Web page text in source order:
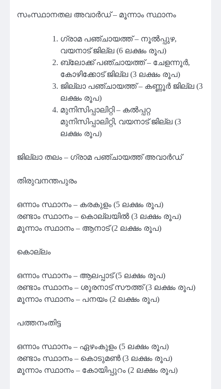
സംസ്ഥാനതല അവാര്‍ഡ് – മൂന്നാം സ്ഥാനം
ഗ്രാമ പഞ്ചായത്ത് – നൂല്‍പ്പുഴ,
വയനാട് ജില്ല (6 ലക്ഷം രൂപ)
ബ്ലോക്ക് പഞ്ചായത്ത് – ചേളന്നൂര്‍,
കോഴിക്കോട് ജില്ല (3 ലക്ഷം രൂപ)
ജില്ലാ പഞ്ചായത്ത് – കണ്ണൂര്‍ ജില്ല (3
ലക്ഷം രൂപ)
മുനിസിപ്പാലിറ്റി – കല്‍പ്പറ്റ
മുനിസിപ്പാലിറ്റി, വയനാട് ജില്ല (3
ലക്ഷം രൂപ)
ജില്ലാ തലം – ഗ്രാമ പഞ്ചായത്ത് അവാര്‍ഡ്
തിരുവനന്തപുരം
ഒന്നാം സ്ഥാനം – കരകുളം (5 ലക്ഷം രൂപ)
രണ്ടാം സ്ഥാനം – കൊല്ലയില്‍ (3 ലക്ഷം രൂപ)
മൂന്നാം സ്ഥാനം – ആനാട് (2 ലക്ഷം രൂപ)
കൊല്ലം
ഒന്നാം സ്ഥാനം – ആലപ്പാട് (5 ലക്ഷം രൂപ)
രണ്ടാം സ്ഥാനം – ശൂരനാട് സൗത്ത് (3 ലക്ഷം രൂപ)
മൂന്നാം സ്ഥാനം – പനയം (2 ലക്ഷം രൂപ)
പത്തനംതിട്ട
ഒന്നാം സ്ഥാനം – ഏഴംകുളം (5 ലക്ഷം രൂപ)
രണ്ടാം സ്ഥാനം – കൊടുമണ്‍ (3 ലക്ഷം രൂപ)
മൂന്നാം സ്ഥാനം – കോയിപ്പുറം (2 ലക്ഷം രൂപ)